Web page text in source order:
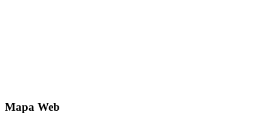
Mapa Web